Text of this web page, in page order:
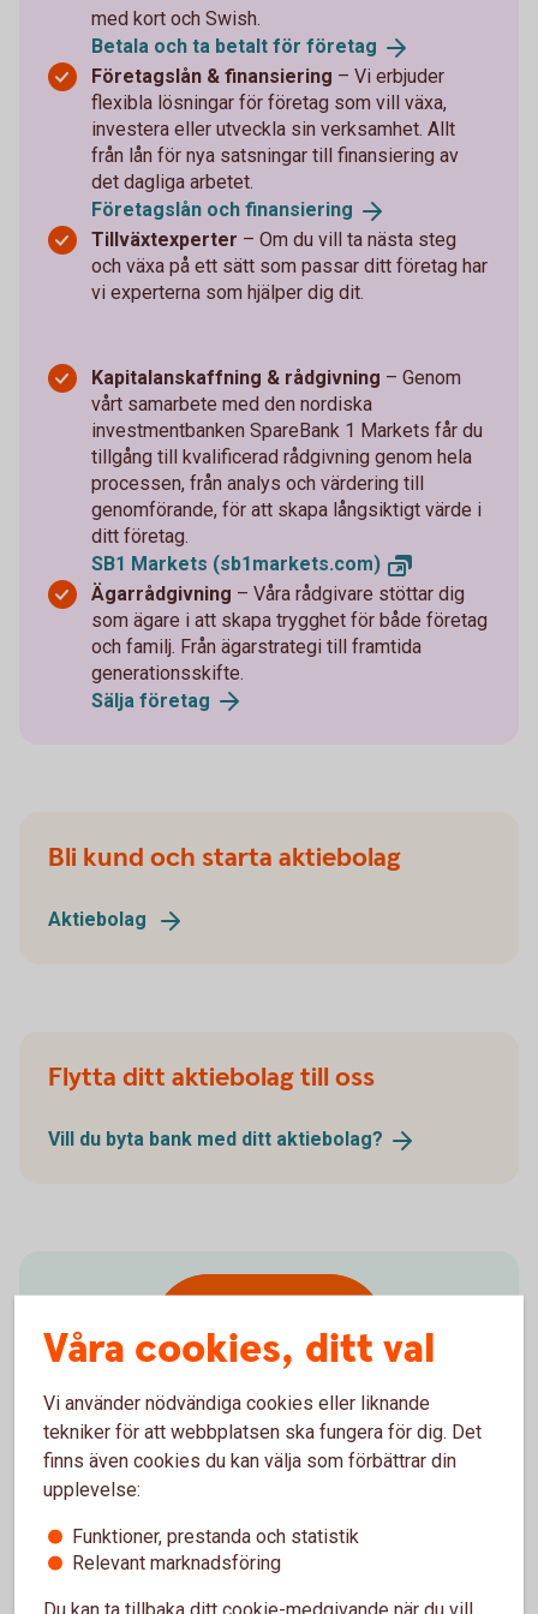
med kort och Swish.
Betala och ta betalt för företag
Företagslån & finansiering – Vi erbjuder
flexibla lösningar för företag som vill växa,
investera eller utveckla sin verksamhet. Allt
från lån för nya satsningar till finansiering av
det dagliga arbetet.
Företagslån och finansiering
Tillväxtexperter – Om du vill ta nästa steg
och växa på ett sätt som passar ditt företag har
vi experterna som hjälper dig dit.
Kapitalanskaffning & rådgivning – Genom
vårt samarbete med den nordiska
investmentbanken SpareBank 1 Markets får du
tillgång till kvalificerad rådgivning genom hela
processen, från analys och värdering till
genomförande, för att skapa långsiktigt värde i
ditt företag.
SB1 Markets (sb1markets.com)
Ägarrådgivning – Våra rådgivare stöttar dig
som ägare i att skapa trygghet för både företag
och familj. Från ägarstrategi till framtida
generationsskifte.
Sälja företag
Bli kund och starta aktiebolag
Aktiebolag
Flytta ditt aktiebolag till oss
Vill du byta bank med ditt aktiebolag?
Aktuella mässor & event
Prins Daniels Fellowships Entreprenörsdag 7
Kom & träffa
oss!
Våra cookies, ditt val
Vi använder nödvändiga cookies eller liknande
tekniker för att webbplatsen ska fungera för dig. Det
finns även cookies du kan välja som förbättrar din
upplevelse:
Funktioner, prestanda och statistik
Relevant marknadsföring
Du kan ta tillbaka ditt cookie-medgivande när du vill,